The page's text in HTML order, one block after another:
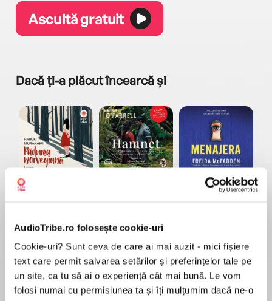
AudioTribe.ro folosește cookie-uri
Cookie-uri? Sunt ceva de care ai mai auzit - mici fișiere
text care permit salvarea setărilor și preferințelor tale pe
un site, ca tu să ai o experiență cât mai bună. Le vom
folosi numai cu permisiunea ta și îți mulțumim dacă ne-o
Ascultă gratuit
Dacă ți-a plăcut încearcă și
Pădurea norvegiană
Elita de Argint (Elita
Diavolul se îmbracă de
Menajera
Freida McFadden
Migdală